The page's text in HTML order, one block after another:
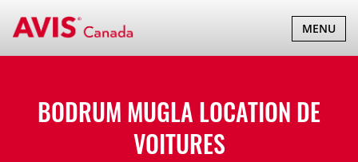
BASCULER
LA
MENU
BODRUM MUGLA LOCATION DE
VOITURES